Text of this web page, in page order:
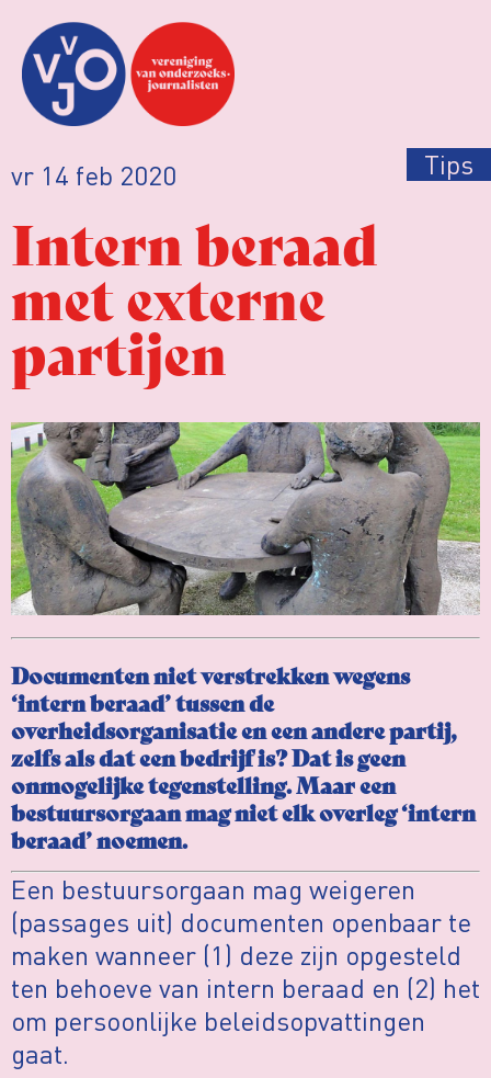
vr 14 feb 2020 Tips
Intern beraad
met externe
partijen
Documenten niet verstrekken wegens
‘intern beraad’ tussen de
overheidsorganisatie en een andere partij,
zelfs als dat een bedrijf is? Dat is geen
onmogelijke tegenstelling. Maar een
bestuursorgaan mag niet elk overleg ‘intern
beraad’ noemen.
Een bestuursorgaan mag weigeren
(passages uit) documenten openbaar te
maken wanneer (1) deze zijn opgesteld
ten behoeve van intern beraad en (2) het
om persoonlijke beleidsopvattingen
gaat.